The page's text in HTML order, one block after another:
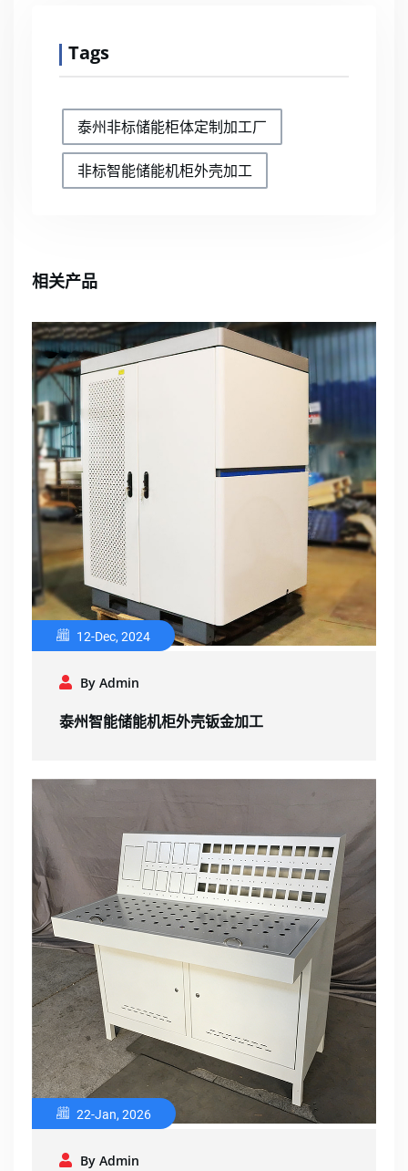
Tags
泰州非标储能柜体定制加工厂
非标智能储能机柜外壳加工
相关产品
12-Dec, 2024
By Admin
泰州智能储能机柜外壳钣金加工
22-Jan, 2026
By Admin